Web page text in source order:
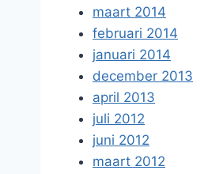
maart 2014
februari 2014
januari 2014
december 2013
april 2013
juli 2012
juni 2012
maart 2012